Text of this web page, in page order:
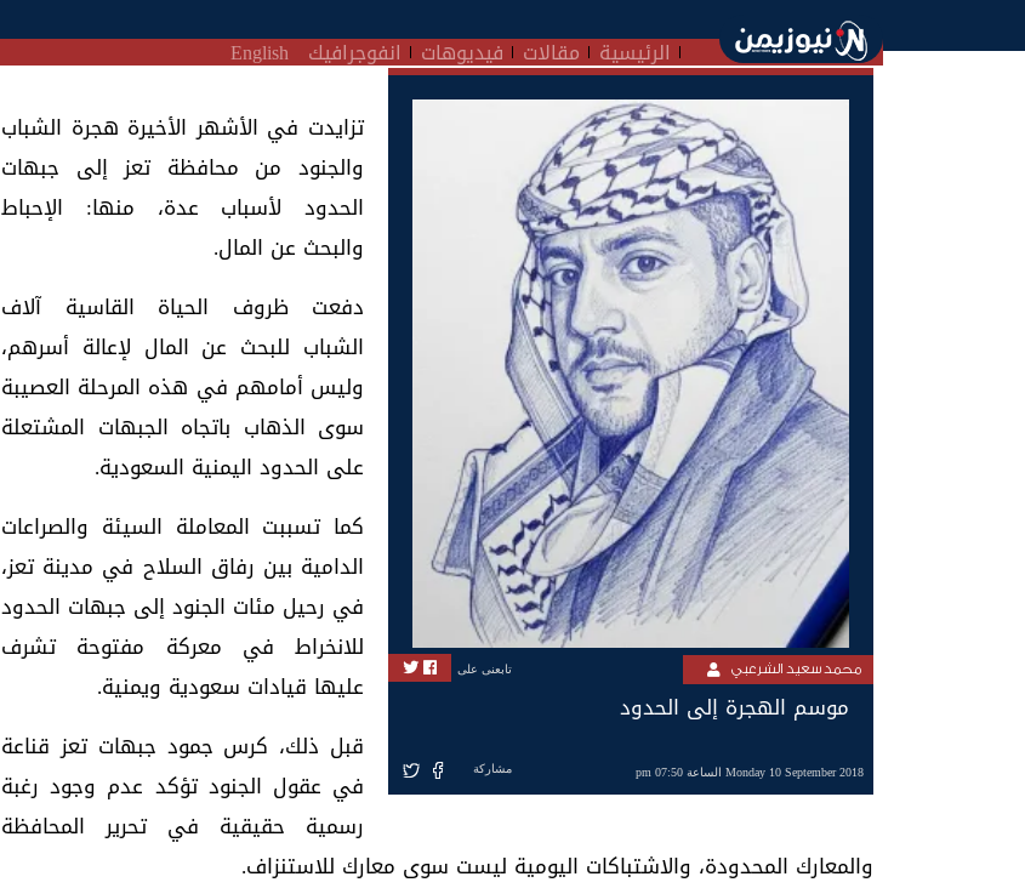
الرئيسية مقالات فيديوهات انفوجرافيك English
محمد سعيد الشرعبي تابعنى على
موسم الهجرة إلى الحدود
Monday 10 September 2018 الساعة 07:50 pm مشاركة
تزايدت في الأشهر الأخيرة هجرة الشباب
والجنود من محافظة تعز إلى جبهات
الحدود لأسباب عدة، منها: الإحباط
والبحث عن المال.
دفعت ظروف الحياة القاسية آلاف
الشباب للبحث عن المال لإعالة أسرهم،
وليس أمامهم في هذه المرحلة العصيبة
سوى الذهاب باتجاه الجبهات المشتعلة
على الحدود اليمنية السعودية.
كما تسببت المعاملة السيئة والصراعات
الدامية بين رفاق السلاح في مدينة تعز،
في رحيل مئات الجنود إلى جبهات الحدود
للانخراط في معركة مفتوحة تشرف
عليها قيادات سعودية ويمنية.
قبل ذلك، كرس جمود جبهات تعز قناعة
في عقول الجنود تؤكد عدم وجود رغبة
رسمية حقيقية في تحرير المحافظة
والمعارك المحدودة، والاشتباكات اليومية ليست سوى معارك للاستنزاف.